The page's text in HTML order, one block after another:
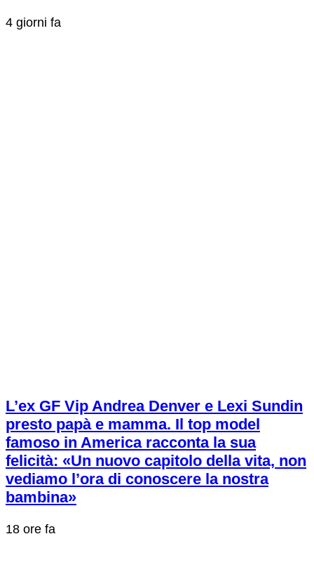
4 giorni fa
L’ex GF Vip Andrea Denver e Lexi Sundin
presto papà e mamma. Il top model
famoso in America racconta la sua
felicità: «Un nuovo capitolo della vita, non
vediamo l’ora di conoscere la nostra
bambina»
18 ore fa